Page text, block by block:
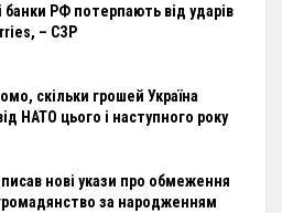
банки РФ потерпають від ударів
– СЗР
скільки грошей Україна
НАТО цього і наступного року
нові укази про обмеження
за народженням